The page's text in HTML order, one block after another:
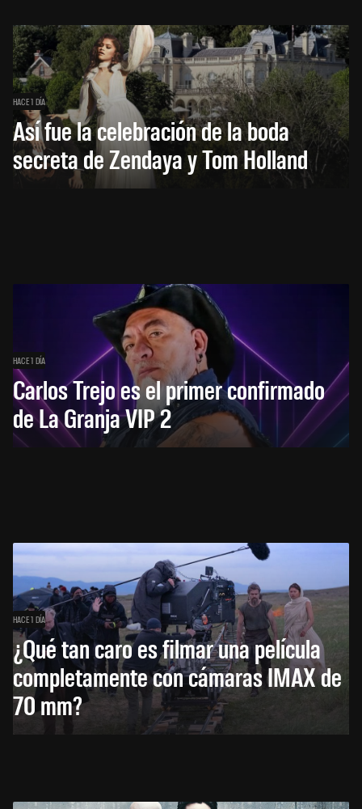
HACE 1 DÍA
Así fue la celebración de la boda
secreta de Zendaya y Tom Holland
HACE 1 DÍA
Carlos Trejo es el primer confirmado
de La Granja VIP 2
HACE 1 DÍA
¿Qué tan caro es filmar una película
completamente con cámaras IMAX de
70 mm?